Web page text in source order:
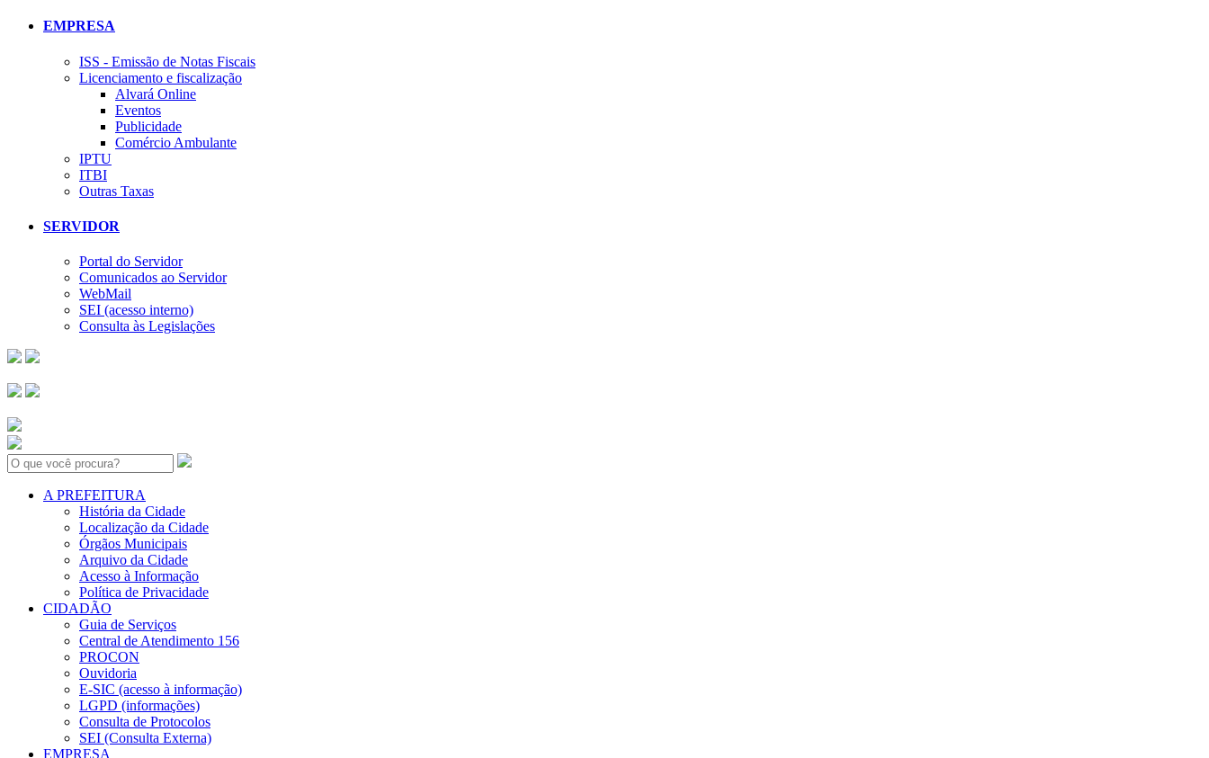
EMPRESA
ISS - Emissão de Notas Fiscais
Licenciamento e fiscalização
Alvará Online
Eventos
Publicidade
Comércio Ambulante
IPTU
ITBI
Outras Taxas
SERVIDOR
Portal do Servidor
Comunicados ao Servidor
WebMail
SEI (acesso interno)
Consulta às Legislações
Search:
A PREFEITURA
História da Cidade
Localização da Cidade
Órgãos Municipais
Arquivo da Cidade
Acesso à Informação
Política de Privacidade
CIDADÃO
Guia de Serviços
Central de Atendimento 156
PROCON
Ouvidoria
E-SIC (acesso à informação)
LGPD (informações)
Consulta de Protocolos
SEI (Consulta Externa)
EMPRESA